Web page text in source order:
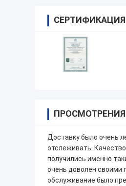
СЕРТИФИКАЦИЯ
Доставку было очень
отслеживать.
получились именно
очень доволен своими
обслуживание было